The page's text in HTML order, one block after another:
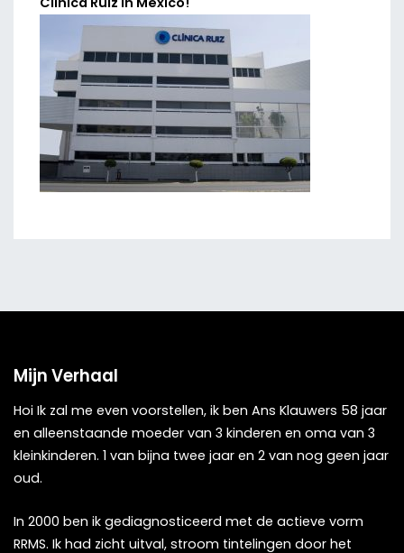
Mijn Verhaal
Hoi Ik zal me even voorstellen, ik ben Ans Klauwers 58 jaar
en alleenstaande moeder van 3 kinderen en oma van 3
kleinkinderen. 1 van bijna twee jaar en 2 van nog geen jaar
oud.
In 2000 ben ik gediagnosticeerd met de actieve vorm
RRMS. Ik had zicht uitval, stroom tintelingen door het